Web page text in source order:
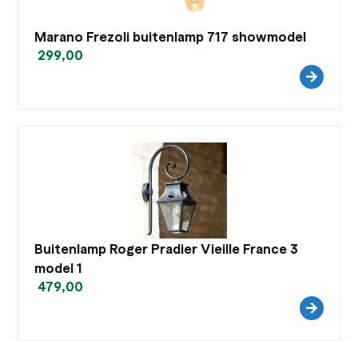
Marano Frezoli buitenlamp 717 showmodel
299,00
Buitenlamp Roger Pradier Vieille France 3
model 1
479,00